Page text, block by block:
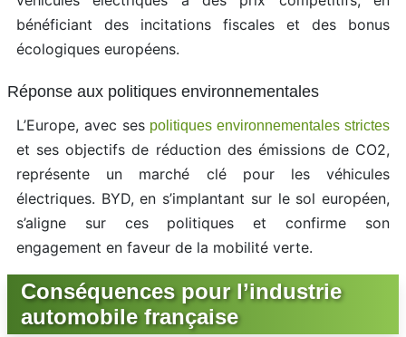
bénéficiant des incitations fiscales et des bonus
écologiques européens.
Réponse aux politiques environnementales
L’Europe, avec ses politiques environnementales strictes
et ses objectifs de réduction des émissions de CO2,
représente un marché clé pour les véhicules
électriques. BYD, en s’implantant sur le sol européen,
s’aligne sur ces politiques et confirme son
engagement en faveur de la mobilité verte.
Conséquences pour l’industrie
automobile française